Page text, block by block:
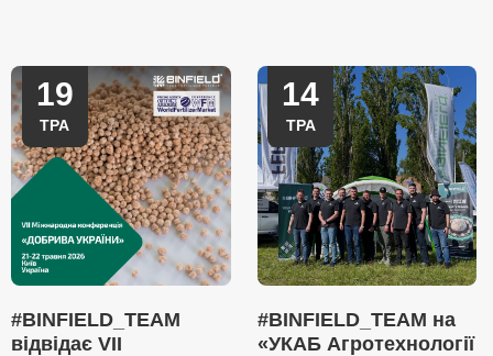
19
ТРА
#BINFIELD_TEAM
відвідає VII
14
ТРА
#BINFIELD_TEAM на
«УКАБ Агротехнології